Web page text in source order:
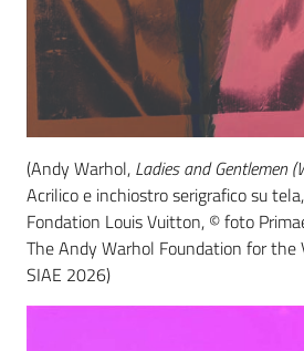
(Andy Warhol, Ladies and Gentlemen
Acrilico e inchiostro serigrafico su
Fondation Louis Vuitton, © foto
The Andy Warhol Foundation for the
SIAE 2026)